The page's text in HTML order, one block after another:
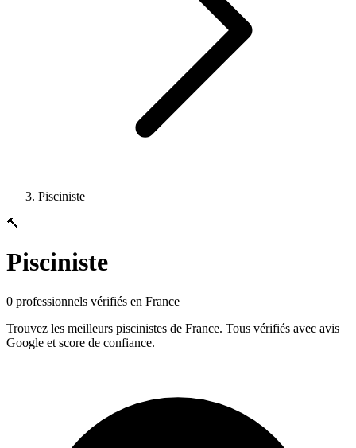
Pisciniste
🔨
Pisciniste
0 professionnels vérifiés en France
Trouvez les meilleurs piscinistes de France. Tous vérifiés avec avis
Google et score de confiance.